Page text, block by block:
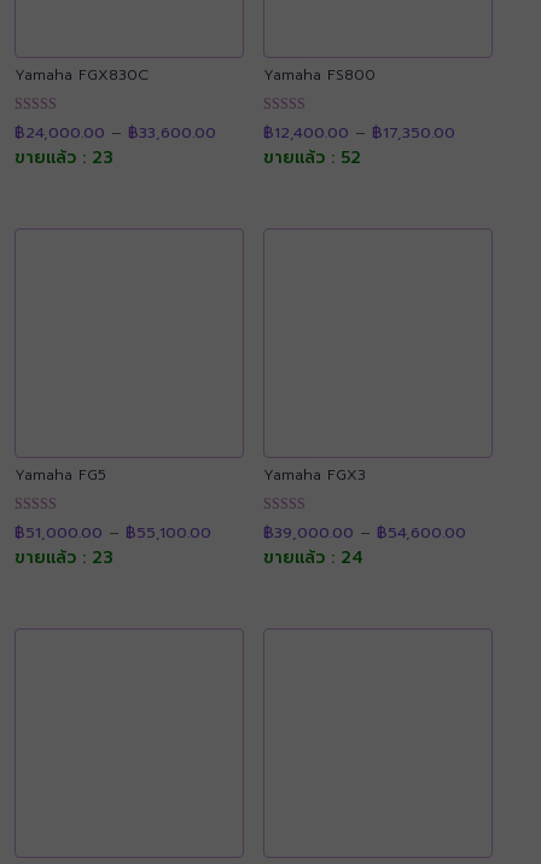
Yamaha FGX830C
ให้คะแนน
4.92
ตั้งแต่ 1-5
฿24,000.00 – ฿33,600.00
฿24,000.00
through
ขายแล้ว : 23
Yamaha FS800
ให้คะแนน
4.87
ตั้งแต่ 1-5
฿12,400.00 – ฿17,350.00range:
ขายแล้ว : 52
Yamaha FG5
ให้คะแนน
4.88
ตั้งแต่ 1-5
฿51,000.00 – ฿55,100.00
฿51,000.00
through
ขายแล้ว : 23
Yamaha FGX3
ให้คะแนน
4.91
ตั้งแต่ 1-5
฿39,000.00 – ฿54,600.00range:
ขายแล้ว : 24